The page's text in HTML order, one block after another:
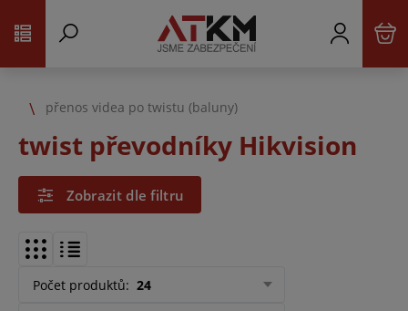
přenos videa po twistu (baluny)
twist převodníky Hikvision
Zobrazit dle filtru
Počet produktů: 24